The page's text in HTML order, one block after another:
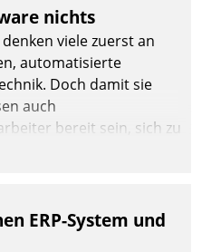
nichts
viele zuerst an
automatisierte
Doch damit sie
auch
bereit sein, sich zu
werden sie an ihr
ERP-System und